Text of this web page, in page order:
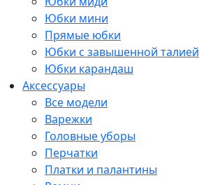
Юбки мини
Прямые юбки
Юбки с завышенной талией
Юбки карандаш
Аксессуары
Все модели
Варежки
Головные уборы
Перчатки
Платки и палантины